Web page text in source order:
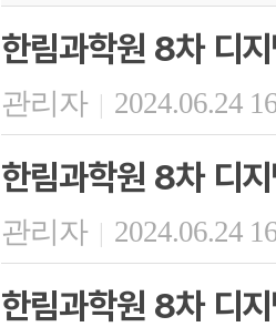
한림과학원 8차 디
관리자 | 2024.06.24
한림과학원 8차 디
관리자 | 2024.06.24
한림과학원 8차 디